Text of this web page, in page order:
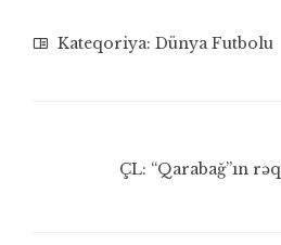
Kateqoriya: Dünya Futbolu
ÇL: “Qarabağ”ın